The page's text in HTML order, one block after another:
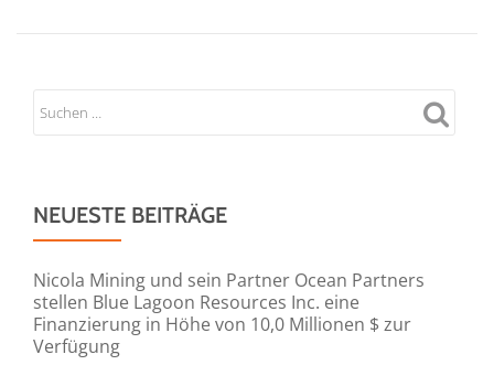
NEUESTE BEITRÄGE
Nicola Mining und sein Partner Ocean Partners
stellen Blue Lagoon Resources Inc. eine
Finanzierung in Höhe von 10,0 Millionen $ zur
Verfügung